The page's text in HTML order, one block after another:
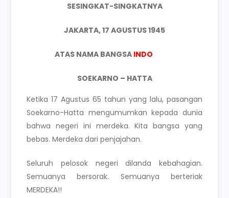
SESINGKAT-SINGKATNYA
JAKARTA, 17 AGUSTUS 1945
ATAS NAMA BANGSA INDO
SOEKARNO – HATTA
Ketika 17 Agustus 65 tahun yang lalu, pasangan
Soekarno-Hatta mengumumkan kepada dunia
bahwa negeri ini merdeka. Kita bangsa yang
bebas. Merdeka dari penjajahan.
Seluruh pelosok negeri dilanda kebahagian.
Semuanya bersorak. Semuanya berteriak
MERDEKA!!